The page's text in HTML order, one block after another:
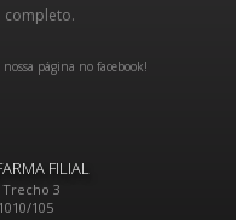
completo.
página no facebook!
FILIAL
3
105